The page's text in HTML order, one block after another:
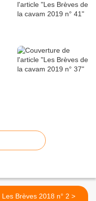
Les Brèves 2018 n° 2 >